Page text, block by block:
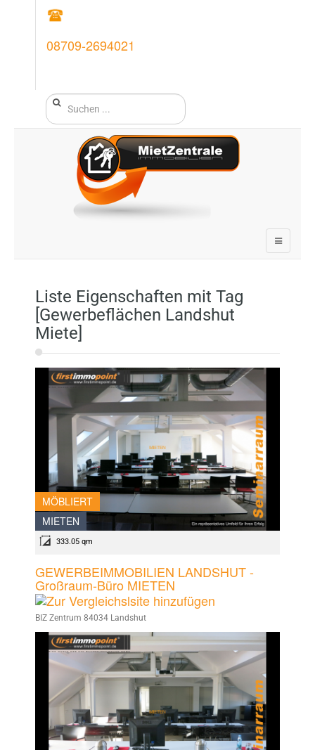
08709-2694021
Liste Eigenschaften mit Tag
[Gewerbeflächen Landshut
Miete]
MÖBLIERT
MIETEN
333.05 qm
GEWERBEIMMOBILIEN LANDSHUT -
Großraum-Büro MIETEN
BIZ Zentrum 84034 Landshut